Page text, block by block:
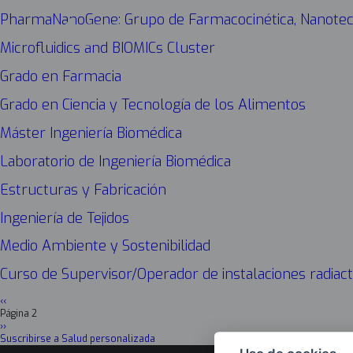
PharmaNanoGene: Grupo de Farmacocinética,
Microfluidics and BIOMICs Cluster
Grado en Farmacia
Grado en Ciencia y Tecnología de los Alimentos
Máster Ingeniería Biomédica
Laboratorio de Ingeniería Biomédica
Estructuras y Fabricación
Ingeniería de Tejidos
Medio Ambiente y Sostenibilidad
Curso de Supervisor/Operador de instalaciones
Paginación
Página
anterior
‹‹
Página 2
Siguiente
página
››
Suscribirse a Salud personalizada